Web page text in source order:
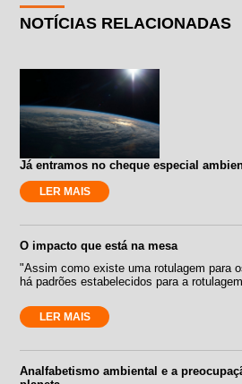
NOTÍCIAS RELACIONADAS
Já entramos no cheque especial
LER MAIS
O impacto que está na mesa
"Assim como existe uma rotulagem para
há padrões estabelecidos para a
LER MAIS
Analfabetismo ambiental e a